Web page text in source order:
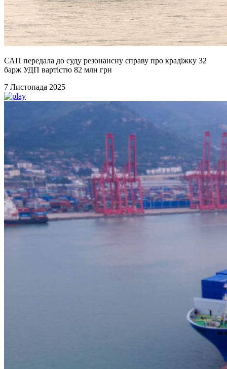
САП передала до суду резонансну справу про крадіжку 32
барж УДП вартістю 82 млн грн
7 Листопада 2025